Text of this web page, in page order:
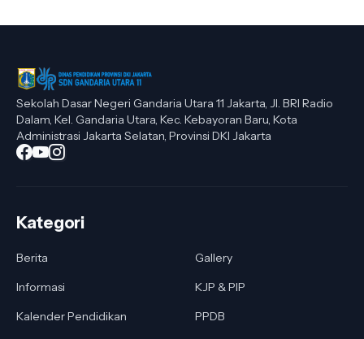
Sekolah Dasar Negeri Gandaria Utara 11 Jakarta, Jl. BRI Radio
Dalam, Kel. Gandaria Utara, Kec. Kebayoran Baru, Kota
Administrasi Jakarta Selatan, Provinsi DKI Jakarta
Kategori
Berita
Gallery
Informasi
KJP & PIP
Kalender Pendidikan
PPDB